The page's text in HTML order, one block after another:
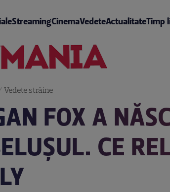
StreamingCinemaVedeteActualitateTimp
Vedete străine
FOX A
CE